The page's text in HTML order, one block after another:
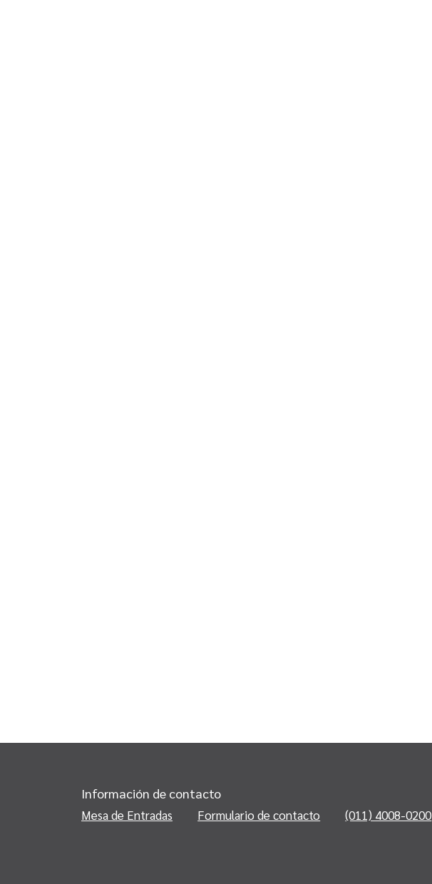
Información de contacto
Mesa de Entradas Formulario de contacto (011) 4008-0200